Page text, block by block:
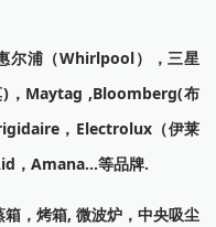
尔浦（Whirlpool），三星
)，Maytag ,Bloomberg(布
，Electrolux（伊莱
，Amana...等品牌.
烤箱, 微波炉，中央吸尘